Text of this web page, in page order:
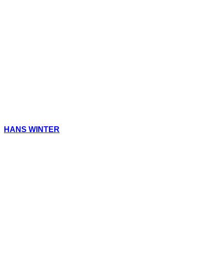
HANS WINTER